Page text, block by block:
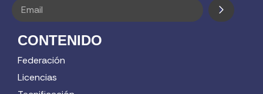
CONTENIDO
Federación
Licencias